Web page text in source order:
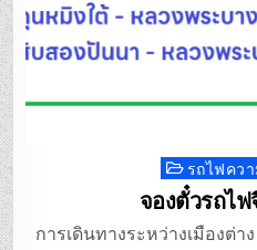
Posted
in
รถไฟคว
จองตั๋วรถไ
การเดินทางระหว่างเมืองต่า